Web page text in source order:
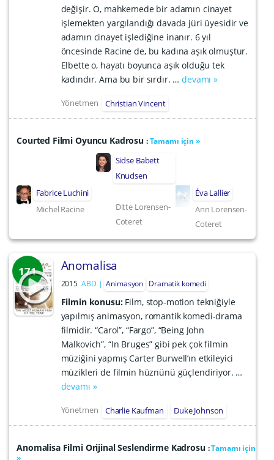
değişir. O, mahkemede bir adamın cinayet
işlemekten yargılandığı davada jüri üyesidir ve
adamın cinayet işlediğine inanır. 6 yıl
öncesinde Racine de, bu kadına aşık olmuştur.
Elbette o, hayatı boyunca aşık olduğu tek
kadındır. Ama bu bir sırdır. …devamı »
Yönetmen Christian Vincent
Courted Filmi Oyuncu Kadrosu :Tamamı için »
Fabrice Luchini
Michel Racine
Sidse Babett
Knudsen
Ditte Lorensen-
Coteret
Éva Lallier
Ann Lorensen-
Coteret
171 Anomalisa
2015 ABD Animasyon Dramatik komedi
Filmin konusu: Film, stop-motion tekniğiyle
yapılmış animasyon, romantik komedi-drama
filmidir. “Carol”, “Fargo”, “Being John
Malkovich”, “In Bruges” gibi pek çok filmin
müziğini yapmış Carter Burwell’ın etkileyici
müzikleri de filmin hüznünü güçlendiriyor. …
devamı »
Yönetmen Charlie Kaufman Duke Johnson
Anomalisa Filmi Orijinal Seslendirme Kadrosu :Tamamı için